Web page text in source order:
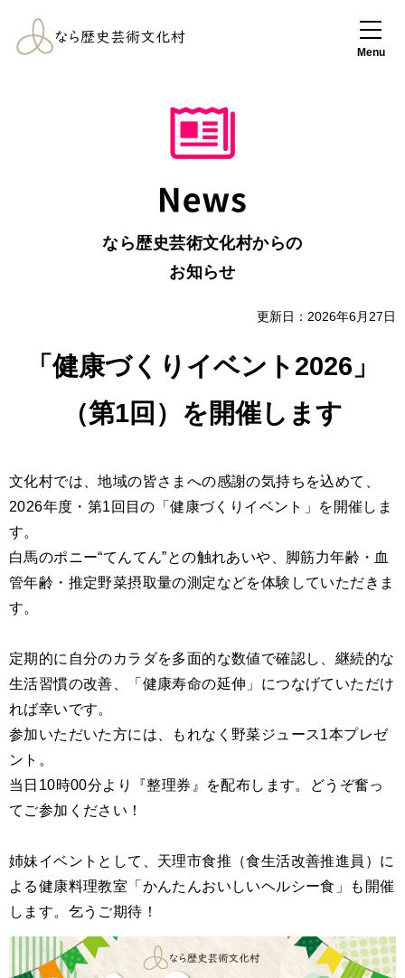
なら歴史芸術文化
村
Menu
なら歴史芸術文化村からの
お知らせ
更新日：2026年6月27日
「健康づくりイベント2026」
（第1回）を開催します
文化村では、地域の皆さまへの感謝の気持ちを込めて、
2026年度・第1回目の「健康づくりイベント」を開催しま
す。
白馬のポニー“てんてん”との触れあいや、脚筋力年齢・血
管年齢・推定野菜摂取量の測定などを体験していただきま
す。
定期的に自分のカラダを多面的な数値で確認し、継続的な
生活習慣の改善、「健康寿命の延伸」につなげていただけ
れば幸いです。
参加いただいた方には、もれなく野菜ジュース1本プレゼ
ント。
当日10時00分より『整理券』を配布します。どうぞ奮っ
てご参加ください！
姉妹イベントとして、天理市食推（食生活改善推進員）に
よる健康料理教室「かんたんおいしいヘルシー食」も開催
します。乞うご期待！